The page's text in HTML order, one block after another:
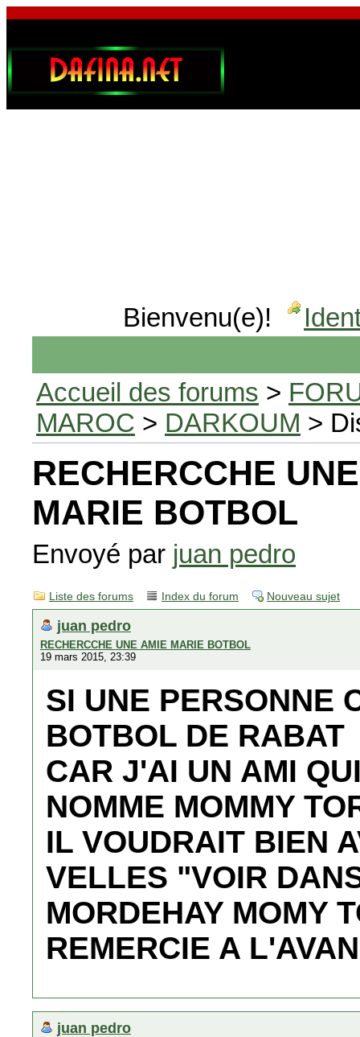
Bienvenu(e)!
Accueil des forums >
MAROC > DARKOUM >
RECHERCCHE
MARIE BOTBOL
Envoyé par juan pedro
Liste des forums Index du forum Nouveau sujet
juan pedro
RECHERCCHE UNE AMIE MARIE BOTBOL
19 mars 2015, 23:39
SI UNE PERSONNE
BOTBOL DE RABAT
CAR J'AI UN AMI
NOMME MOMMY
IL VOUDRAIT BIEN
VELLES "VOIR
MORDEHAY MOMY
REMERCIE A
juan pedro